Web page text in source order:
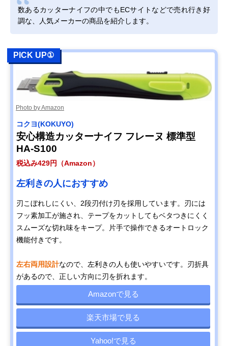
シック D-400P
ーシックA型オー
トロック A-300R
Amazonで見る
SK11(エスケー11)
カッターナイフア
事務作業にぴった
りなスリムタイプ
幅18×奥行き16×
高さ135mm
Amazonで見る
TJMデザイン(TJM
ーカッター ネジロ
Amazonで見る
Slice(スライス) ユ
ーティリティカッ
ターナイフ エルゴ
プル式 10558
安全性にこだわっ
たアイテム
mm
001N
数あるカッターナイフの中でもECサイトなどで売れ行き好
調な、人気メーカーの商品を紹介します。
PICK UP①
Photo by Amazon
コクヨ(KOKUYO)
安心構造カッターナイフ フレーヌ 標準型
HA-S100
税込み429円（Amazon）
左利きの人におすすめ
刃こぼれしにくい、2段刃付け刃を採用しています。刃には
フッ素加工が施され、テープをカットしてもベタつきにくく
スムーズな切れ味をキープ。片手で操作できるオートロック
機能付きです。
左右両用設計なので、左利きの人も使いやすいです。刃折具
があるので、正しい方向に刃を折れます。
Amazonで見る
楽天市場で見る
Yahoo!で見る